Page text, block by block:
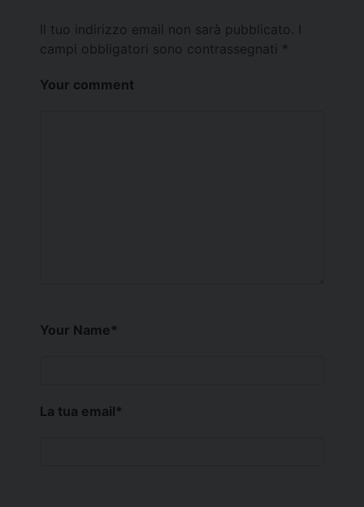
Il tuo indirizzo email non sarà pubblicato.
campi obbligatori sono contrassegnati *
Your comment
Your Name*
La tua email*